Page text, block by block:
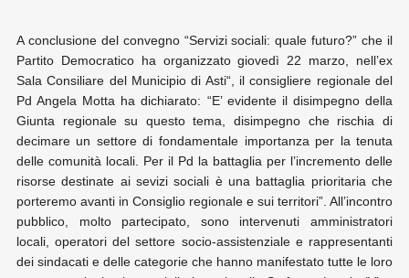
A conclusione del convegno “Servizi sociali: quale futuro?” che il
Partito Democratico ha organizzato giovedì 22 marzo, nell’ex
Sala Consiliare del Municipio di Asti“, il consigliere regionale del
Pd Angela Motta ha dichiarato: “E’ evidente il disimpegno della
Giunta regionale su questo tema, disimpegno che rischia di
decimare un settore di fondamentale importanza per la tenuta
delle comunità locali. Per il Pd la battaglia per l’incremento delle
risorse destinate ai sevizi sociali è una battaglia prioritaria che
porteremo avanti in Consiglio regionale e sui territori”. All’incontro
pubblico, molto partecipato, sono intervenuti amministratori
locali, operatori del settore socio-assistenziale e rappresentanti
dei sindacati e delle categorie che hanno manifestato tutte le loro